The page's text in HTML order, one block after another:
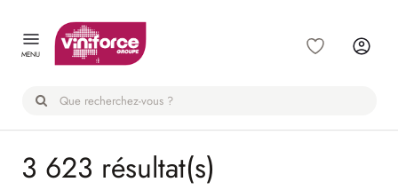
MENU
3 623 résultat(s)